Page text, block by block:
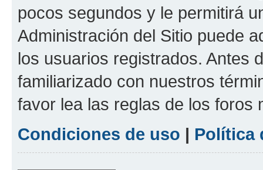
pocos segundos y le permitirá
Administración del Sitio puede
los usuarios registrados. Antes
familiarizado con nuestros
favor lea las reglas de los foros
Condiciones de uso | Política